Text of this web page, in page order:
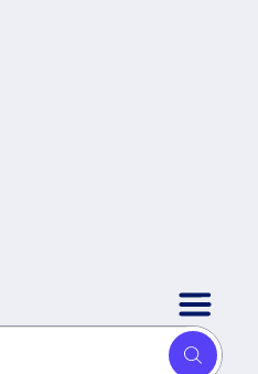
COOLER MASTER
con Ventana - panel
CF120 ARGB incluidos